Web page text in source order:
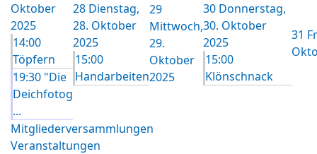
Oktober
2025
14:00
Töpfern
19:30 "Die
Deichfotog
...
28 Dienstag,
28. Oktober
2025
15:00
Handarbeiten
29
Mittwoch,
29.
Oktober
2025
30 Donnerstag,
30. Oktober
2025
15:00
Klönschnack
31
Mitgliederversammlungen
Veranstaltungen